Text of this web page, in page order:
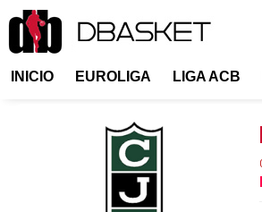
INICIO EUROLIGA LIGA ACB